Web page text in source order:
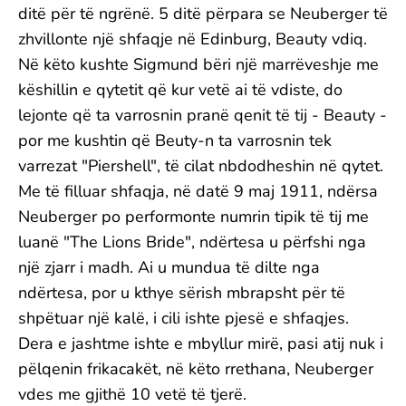
ditë për të ngrënë. 5 ditë përpara se Neuberger të
zhvillonte një shfaqje në Edinburg, Beauty vdiq.
Në këto kushte Sigmund bëri një marrëveshje me
këshillin e qytetit që kur vetë ai të vdiste, do
lejonte që ta varrosnin pranë qenit të tij - Beauty -
por me kushtin që Beuty-n ta varrosnin tek
varrezat "Piershell", të cilat nbdodheshin në qytet.
Me të filluar shfaqja, në datë 9 maj 1911, ndërsa
Neuberger po performonte numrin tipik të tij me
luanë "The Lions Bride", ndërtesa u përfshi nga
një zjarr i madh. Ai u mundua të dilte nga
ndërtesa, por u kthye sërish mbrapsht për të
shpëtuar një kalë, i cili ishte pjesë e shfaqjes.
Dera e jashtme ishte e mbyllur mirë, pasi atij nuk i
pëlqenin frikacakët, në këto rrethana, Neuberger
vdes me gjithë 10 vetë të tjerë.